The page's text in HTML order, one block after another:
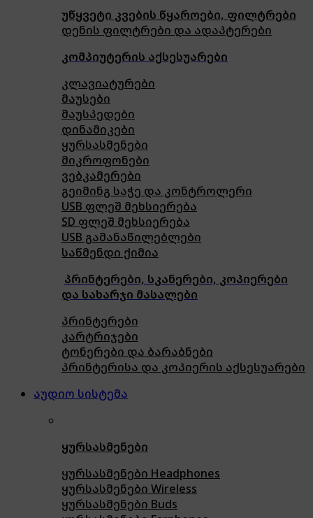
უწყვეტი კვების წყაროები, ფილტრები
დენის ფილტრები და ადაპტერები
კომპიუტერის აქსესუარები
კლავიატურები
მაუსები
მაუსპედები
დინამიკები
ყურსასმენები
მიკროფონები
ვებკამერები
გეიმინგ საჭე და კონტროლერი
USB ფლეშ მეხსიერება
SD ფლეშ მეხსიერება
USB გამანაწილებლები
საწმენდი ქიმია
პრინტერები, სკანერები, კოპიერები
და სახარჯი მასალები
პრინტერები
კარტრიჯები
ტონერები და ბარაბნები
პრინტერისა და კოპიერის აქსესუარები
აუდიო სისტემა
ყურსასმენები
ყურსასმენები Headphones
ყურსასმენები Wireless
ყურსასმენები Buds